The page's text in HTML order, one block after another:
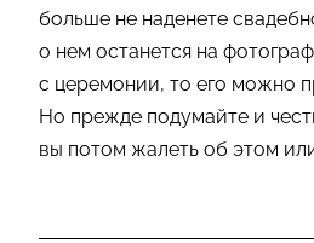
больше не наденете
о нем останется на
с церемонии, то его можно
Но прежде подумайте и
вы потом жалеть об этом